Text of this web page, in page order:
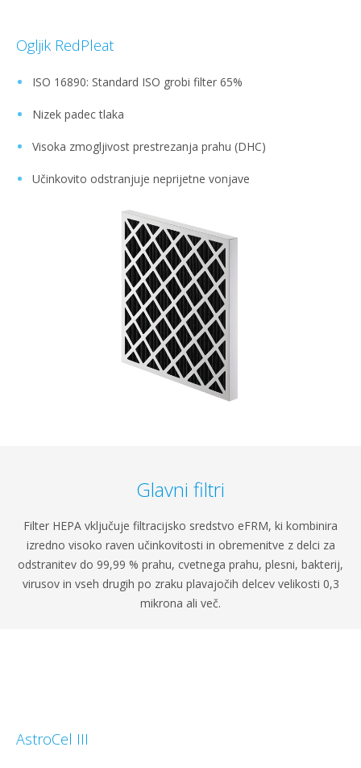
Ogljik RedPleat
ISO 16890: Standard ISO grobi filter 65%
Nizek padec tlaka
Visoka zmogljivost prestrezanja prahu (DHC)
Učinkovito odstranjuje neprijetne vonjave
Glavni filtri
Filter HEPA vključuje filtracijsko sredstvo eFRM, ki kombinira
izredno visoko raven učinkovitosti in obremenitve z delci za
odstranitev do 99,99 % prahu, cvetnega prahu, plesni, bakterij,
virusov in vseh drugih po zraku plavajočih delcev velikosti 0,3
mikrona ali več.
AstroCel III